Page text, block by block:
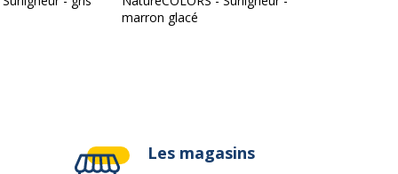
marron glacé
Les magasins